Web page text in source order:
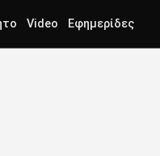
Video Εφημερίδες